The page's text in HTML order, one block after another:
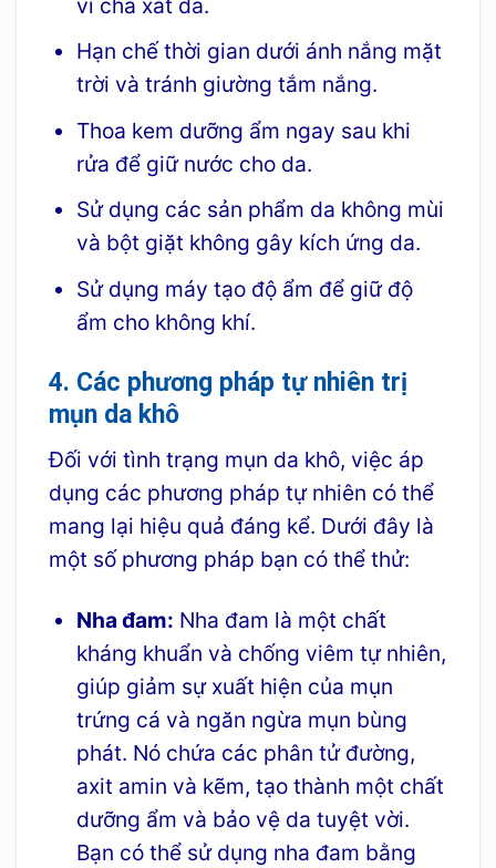
Hạn chế thời gian dưới ánh nắng mặt
trời và tránh giường tắm nắng.
Thoa kem dưỡng ẩm ngay sau khi
rửa để giữ nước cho da.
Sử dụng các sản phẩm da không mùi
và bột giặt không gây kích ứng da.
Sử dụng máy tạo độ ẩm để giữ độ
ẩm cho không khí.
4. Các phương pháp tự nhiên trị
mụn da khô
Đối với tình trạng mụn da khô, việc áp
dụng các phương pháp tự nhiên có thể
mang lại hiệu quả đáng kể. Dưới đây là
một số phương pháp bạn có thể thử:
Nha đam: Nha đam là một chất
kháng khuẩn và chống viêm tự nhiên,
giúp giảm sự xuất hiện của mụn
trứng cá và ngăn ngừa mụn bùng
phát. Nó chứa các phân tử đường,
axit amin và kẽm, tạo thành một chất
dưỡng ẩm và bảo vệ da tuyệt vời.
Bạn có thể sử dụng nha đam bằng